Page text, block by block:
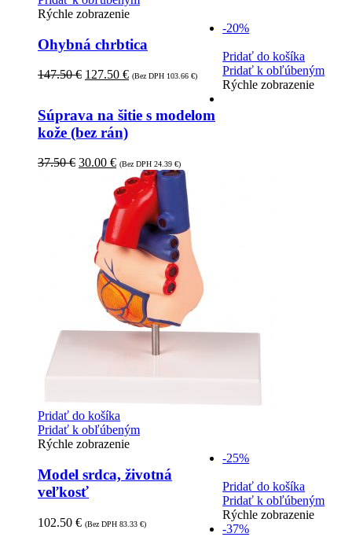
Rýchle zobrazenie
Ohybná chrbtica
147.50€ 127.50 € (Bez DPH 103.66 €)
-20%
Pridať do košíka
Pridať k obľúbeným
Rýchle zobrazenie
Súprava na šitie s modelom
kože (bez rán)
37.50€ 30.00 € (Bez DPH 24.39 €)
Pridať do košíka
Pridať k obľúbeným
Rýchle zobrazenie
Model srdca, životná
veľkosť
102.50 € (Bez DPH 83.33 €)
-25%
Pridať do košíka
Pridať k obľúbeným
Rýchle zobrazenie
-37%